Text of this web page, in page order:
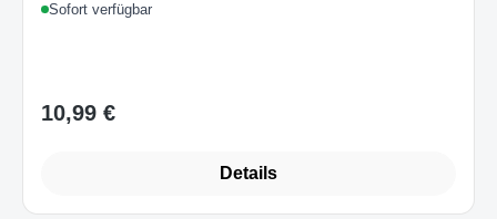
Sofort verfügbar
Regulärer Preis:
10,99 €
Details